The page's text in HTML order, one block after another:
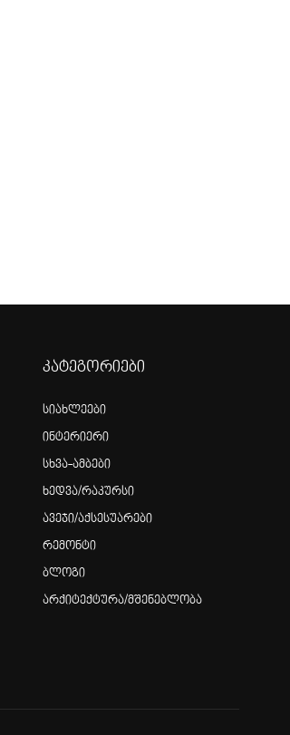
კატეგორიები
სიახლეები
ინტერიერი
სხვა-ამბები
ხედვა/რაკურსი
ავეჯი/აქსესუარები
რემონტი
ბლოგი
არქიტექტურა/მშენებლობა